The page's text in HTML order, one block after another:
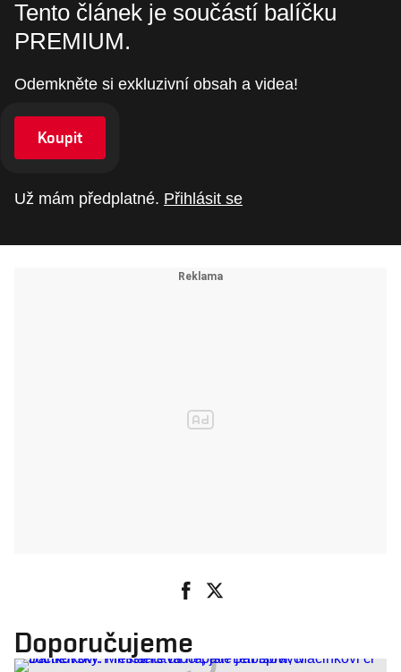
Tento článek je součástí balíčku
PREMIUM.
Odemkněte si exkluzivní obsah a videa!
Koupit
Už mám předplatné. Přihlásit se
Doporučujeme